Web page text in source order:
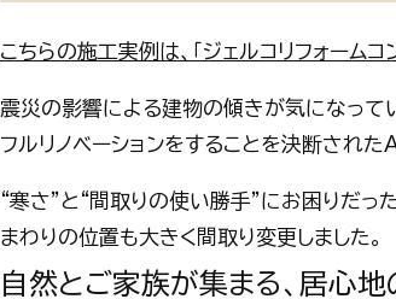
こちらの施工実例は、「ジェルコリフォーム
震災の影響による建物の傾きが気になって
フルリノベーションをすることを決断されたA
“寒さ”と“間取りの使い勝手”にお困りだっ
まわりの位置も大きく間取り変更しました。
自然とご家族が集まる、居心